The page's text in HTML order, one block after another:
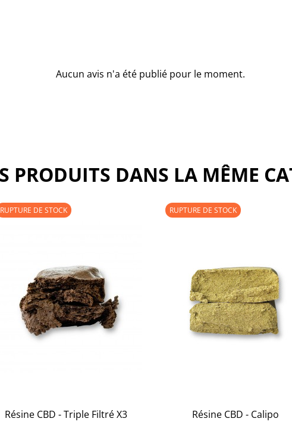
Aucun avis n'a été publié pour le moment.
PRODUITS DANS LA MÊME
Résine CBD - Triple Filtré X3
RUPTURE DE STOCK
Résine CBD - Calipo
RUPTURE DE STOCK